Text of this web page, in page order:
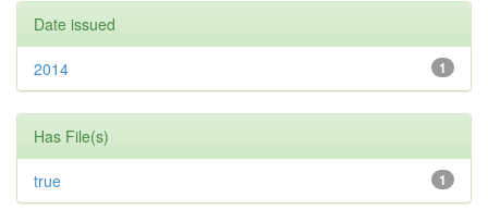
Date issued
1
2014
Has File(s)
1
true